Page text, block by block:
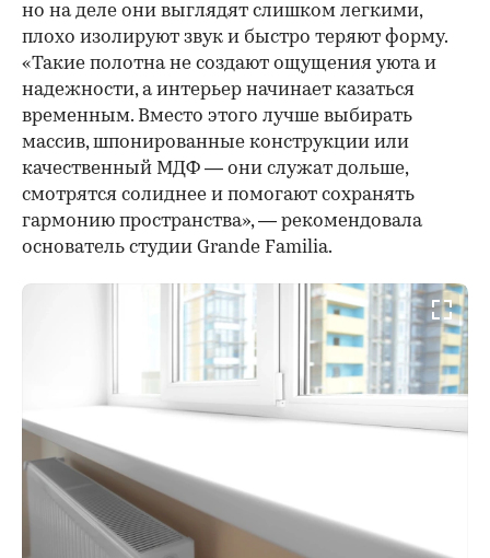
но на деле они выглядят слишком легкими,
плохо изолируют звук и быстро теряют форму.
«Такие полотна не создают ощущения уюта и
надежности, а интерьер начинает казаться
временным. Вместо этого лучше выбирать
массив, шпонированные конструкции или
качественный МДФ — они служат дольше,
смотрятся солиднее и помогают сохранять
гармонию пространства», — рекомендовала
основатель студии Grande Familia.